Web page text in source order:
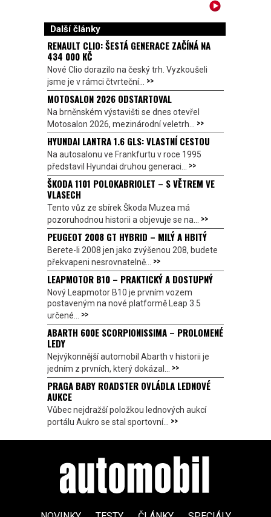
Další články
RENAULT CLIO: ŠESTÁ GENERACE ZAČÍNÁ NA
434 000 KČ
Nové Clio dorazilo na český trh. Vyzkoušeli
jsme je v rámci čtvrteční... >>
MOTOSALON 2026 ODSTARTOVAL
Na brněnském výstavišti se dnes otevřel
Motosalon 2026, mezinárodní veletrh... >>
HYUNDAI LANTRA 1.6 GLS: VLASTNÍ CESTOU
Na autosalonu ve Frankfurtu v roce 1995
představil Hyundai druhou generaci... >>
ŠKODA 1101 POLOKABRIOLET – S VĚTREM VE
VLASECH
Tento vůz ze sbírek Škoda Muzea má
pozoruhodnou historii a objevuje se na... >>
PEUGEOT 2008 GT HYBRID – MILÝ A HBITÝ
Berete-li 2008 jen jako zvýšenou 208, budete
překvapeni nesrovnatelně... >>
LEAPMOTOR B10 – PRAKTICKÝ A DOSTUPNÝ
Nový Leapmotor B10 je prvním vozem
postaveným na nové platformě Leap 3.5
určené... >>
ABARTH 600E SCORPIONISSIMA – PROLOMENÉ
LEDY
Nejvýkonnější automobil Abarth v historii je
jedním z prvních, který dokázal... >>
PRAGA BABY ROADSTER OVLÁDLA LEDNOVÉ
AUKCE
Vůbec nejdražší položkou lednových aukcí
portálu Aukro se stal sportovní... >>